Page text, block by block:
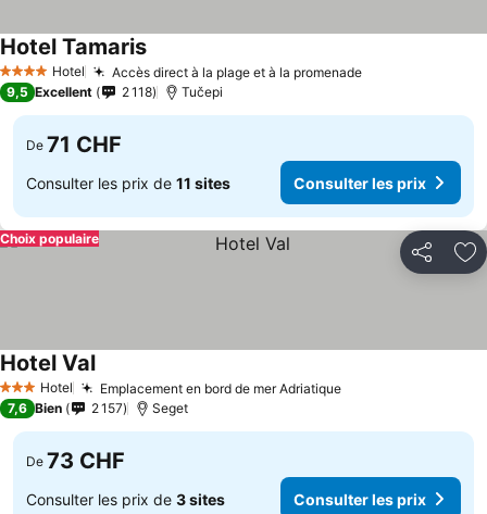
4 Étoiles Hotel Accès direct à la plage et à la promenade
Hotel Tamaris
9,5 Excellent 2 118 Tučepi
De 71 CHF
Consulter les prix de 11 sites Consulter les prix
Partager
Choix populaire
3 ÉtoilesHotel Emplacement en bord de mer Adriatique
Hotel Val
7,6 Bien 2 157 Seget
De 73 CHF
Consulter les prix de 3 sites Consulter les prix